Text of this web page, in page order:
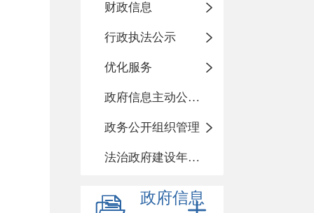
财政信息
行政执法公示
优化服务
政府信息主动公开基本目录
政务公开组织管理
法治政府建设年度报告
政府信息